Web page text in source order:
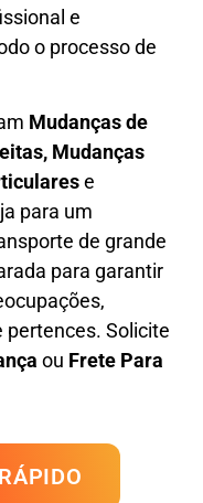
e
o processo de
Mudançasde
Mudanças
e
para um
de grande
para garantir
pertences. Solicite
ou Frete Para